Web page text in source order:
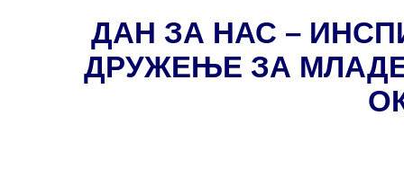
ДАН ЗА НАС –
ДРУЖЕЊЕ ЗА